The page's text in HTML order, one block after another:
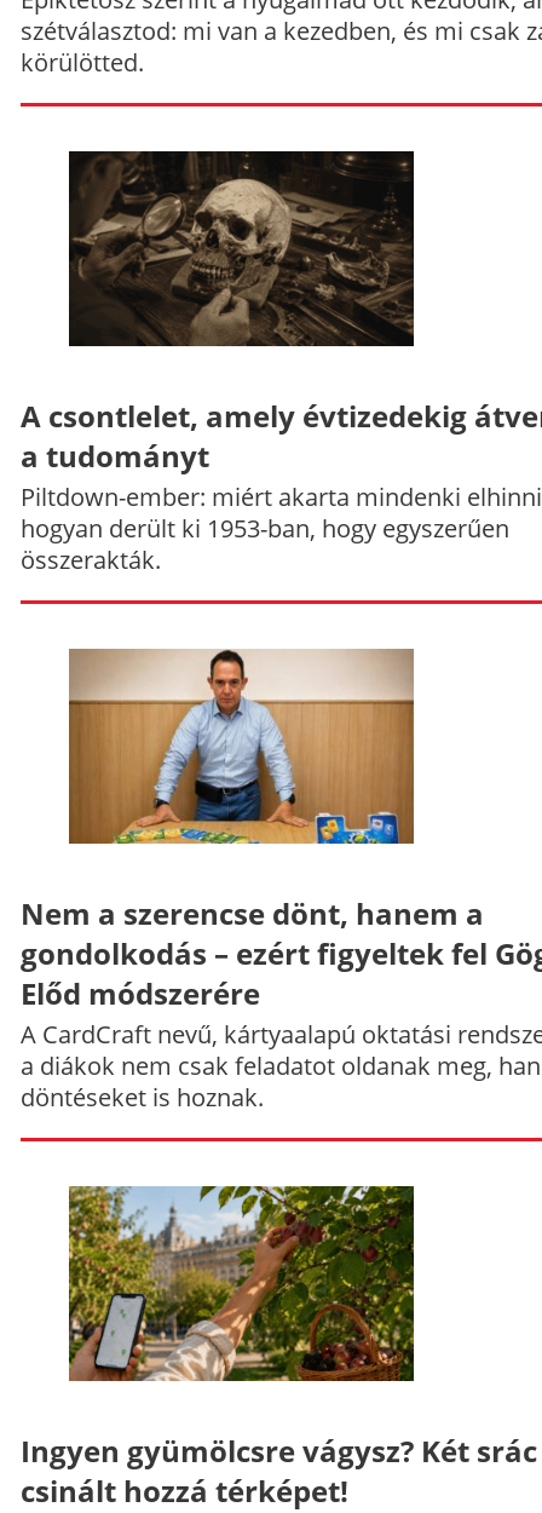
szétválasztod: mi van a kezedben, és mi csak
körülötted.
A csontlelet, amely évtizedekig
a tudományt
Piltdown-ember: miért akarta mindenki
hogyan derült ki 1953-ban, hogy egyszerűen
összerakták.
Nem a szerencse dönt, hanem a
gondolkodás – ezért figyeltek fel
Előd módszerére
A CardCraft nevű, kártyaalapú oktatási
a diákok nem csak feladatot oldanak meg,
döntéseket is hoznak.
Ingyen gyümölcsre vágysz? Két srác
csinált hozzá térképet!